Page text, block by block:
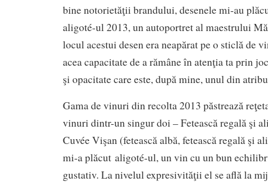
bine notorietăţii brandului, desenele mi-au
aligoté-ul 2013, un autoportret al maestrului
locul acestui desen era neapărat pe o sticlă de
acea capacitate de a rămâne în atenţia ta prin
şi opacitate care este, după mine, unul din
Gama de vinuri din recolta 2013 păstrează
vinuri dintr-un singur doi – Fetească regală şi
Cuvée Vişan (fetească albă, fetească regală şi
mi-a plăcut aligoté-ul, un vin cu un bun
gustativ. La nivelul expresivităţii el se află la